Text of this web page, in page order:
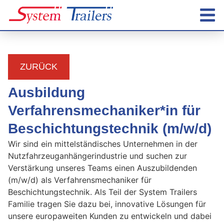
ZURÜCK
Ausbildung
Verfahrensmechaniker*in für
Beschichtungstechnik (m/w/d)
Wir sind ein mittelständisches Unternehmen in der
Nutzfahrzeuganhängerindustrie und suchen zur
Verstärkung unseres Teams einen Auszubildenden
(m/w/d) als Verfahrensmechaniker für
Beschichtungstechnik. Als Teil der System Trailers
Familie tragen Sie dazu bei, innovative Lösungen für
unsere europaweiten Kunden zu entwickeln und dabei